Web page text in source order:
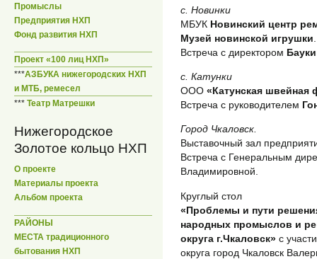
Промыслы
Предприятия НХП
Фонд развития НХП
Проект «100 лиц НХП»
***АЗБУКА нижегородских НХП
и МТБ, ремесел
*** Театр Матрешки
Нижегородское
Золотое кольцо НХП
О проекте
Материалы проекта
Альбом проекта
РАЙОНЫ
МЕСТА традиционного
бытования НХП
с. Новинки
МБУК Новинский центр
Музей новинской игрушки
Встреча с директором
с. Катунки
ООО «Катунская швейная
Встреча с руководителем
Город Чкаловск.
Выставочный зал
Встреча с Генеральным
Владимировной.
Круглый стол
«Проблемы и пути
народных промыслов и
округа г.Чкаловск» с
округа город Чкаловск